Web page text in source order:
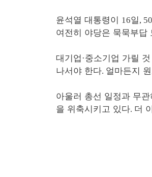
윤석열 대통령이 16일, 50
여전히 야당은 묵묵부답
대기업 ·중소기업 가릴
나서야 한다. 얼마든지
아울러 총선 일정과 무
을 위축시키고 있다. 더